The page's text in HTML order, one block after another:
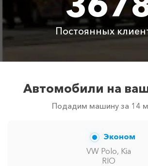
Цены по акции ограничены
автомобилей в г Пересыпь.
сообщит менеджер при
Постоянных
Автомобили на
Подадим машину за 14
Эконом
VW Polo, Kia
RIO